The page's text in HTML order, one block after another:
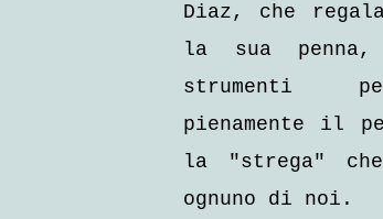
Diaz, che
la sua
strumenti
pienamente il
la "strega"
ognuno di noi.